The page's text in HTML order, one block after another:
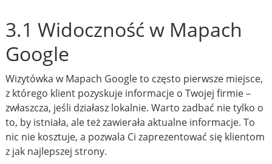
3.1 Widoczność w Mapach
Google
Wizytówka w Mapach Google to często pierwsze miejsce,
z którego klient pozyskuje informacje o Twojej firmie –
zwłaszcza, jeśli działasz lokalnie. Warto zadbać nie tylko o
to, by istniała, ale też zawierała aktualne informacje. To
nic nie kosztuje, a pozwala Ci zaprezentować się klientom
z jak najlepszej strony.